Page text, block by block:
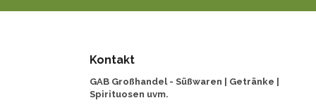
Kontakt
GAB Großhandel - Süßwaren | Getränke |
Spirituosen uvm.